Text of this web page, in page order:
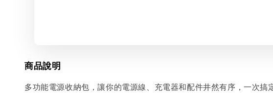
商品說明
多功能電源收納包，讓你的電源線、充電器和配件井然有序，一次搞